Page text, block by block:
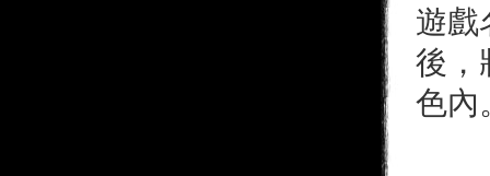
遊戲
後，
色內